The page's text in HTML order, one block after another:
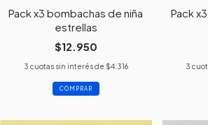
Pack x3 bombachas de niña
estrellas
$12.950
3 cuotas sin interés de $4.316
COMPRAR
Pack
3